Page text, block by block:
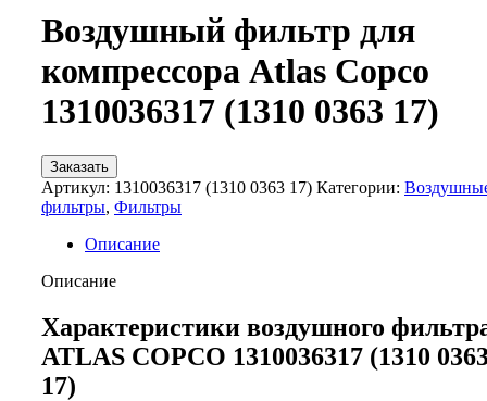
Воздушный фильтр для
компрессора Atlas Copco
1310036317 (1310 0363 17)
Заказать
Артикул: 1310036317 (1310 0363 17) Категории:
фильтры, Фильтры
Описание
Описание
Характеристики воздушного
ATLAS COPCO 1310036317 (1310
17)